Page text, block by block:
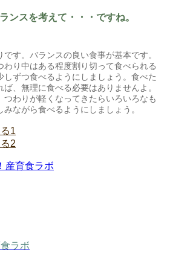
ンスを考えて・・・ですね。
です。バランスの良い食事が基本です。
わり中はある程度割り切って食べられる
しずつ食べるようにしましょう。食べた
ば、無理に食べる必要はありませんよ。
つわりが軽くなってきたらいろいろなも
みながら食べるようにしましょう。
1
2
産育食ラボ
ラボ